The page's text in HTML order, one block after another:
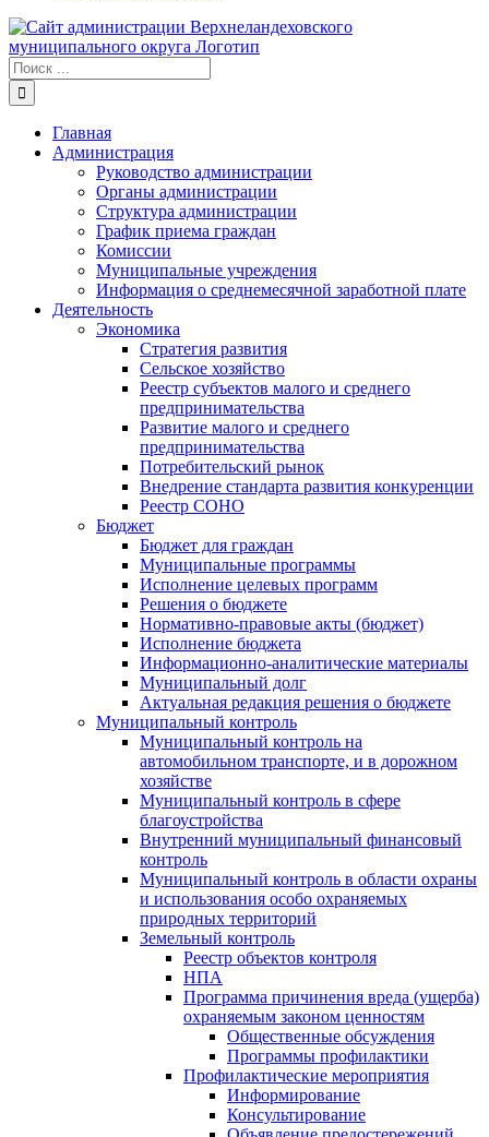
Результат
поиска:
Главная
Администрация
Руководство администрации
Органы администрации
Структура администрации
График приема граждан
Комиссии
Муниципальные учреждения
Информация о среднемесячной заработной плате
Деятельность
Экономика
Стратегия развития
Сельское хозяйство
Реестр субъектов малого и среднего
предпринимательства
Развитие малого и среднего
предпринимательства
Потребительский рынок
Внедрение стандарта развития конкуренции
Реестр СОНО
Бюджет
Бюджет для граждан
Муниципальные программы
Исполнение целевых программ
Решения о бюджете
Нормативно-правовые акты (бюджет)
Исполнение бюджета
Информационно-аналитические материалы
Муниципальный долг
Актуальная редакция решения о бюджете
Муниципальный контроль
Муниципальный контроль на
автомобильном транспорте, и в дорожном
хозяйстве
Муниципальный контроль в сфере
благоустройства
Внутренний муниципальный финансовый
контроль
Муниципальный контроль в области охраны
и использования особо охраняемых
природных территорий
Земельный контроль
Реестр объектов контроля
НПА
Программа причинения вреда (ущерба)
охраняемым законом ценностям
Общественные обсуждения
Программы профилактики
Профилактические мероприятия
Информирование
Консультирование